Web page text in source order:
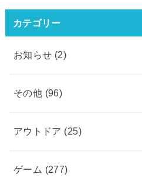
カテゴリー
お知らせ (2)
その他 (96)
アウトドア (25)
ゲーム (277)